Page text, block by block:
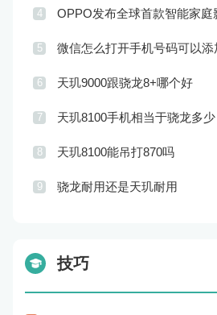
4 OPPO发布全球首款智能家庭
5 微信怎么打开手机号码可以添
6 天玑9000跟骁龙8+哪个好
7 天玑8100手机相当于骁龙多少
8 天玑8100能吊打870吗
9 骁龙耐用还是天玑耐用
技巧